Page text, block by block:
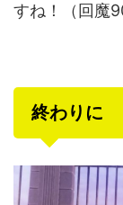
すね！（回魔
終わりに